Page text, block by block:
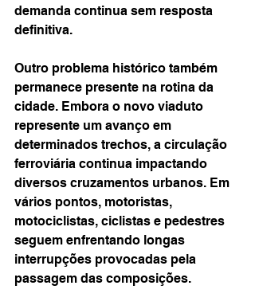
demanda continua sem resposta
definitiva.
Outro problema histórico também
permanece presente na rotina da
cidade. Embora o novo viaduto
represente um avanço em
determinados trechos, a circulação
ferroviária continua impactando
diversos cruzamentos urbanos. Em
vários pontos, motoristas,
motociclistas, ciclistas e pedestres
seguem enfrentando longas
interrupções provocadas pela
passagem das composições.